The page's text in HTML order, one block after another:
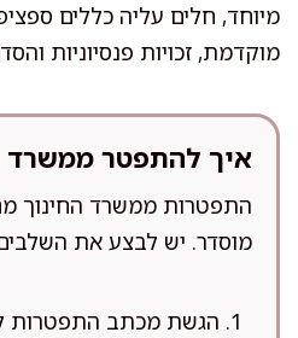
מיוחד, חלים עליה כללים
מוקדמת, זכויות פנסיוניות
איך להתפטר ממשרד
התפטרות ממשרד החינוך
מוסדר. יש לבצע את
הגשת מכתב התפטרות